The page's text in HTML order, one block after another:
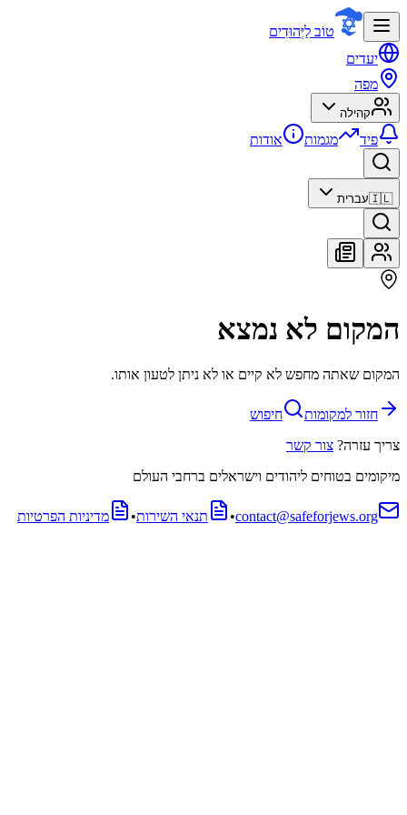
טוֹב לַיְּהוּדִים
יעדים
מפה
קהילה
פיד מגמות אודות
🇮🇱עברית
המקום לא נמצא
המקום שאתה מחפש לא קיים או לא ניתן לטעון אותו.
חזור למקומות
חיפוש
צריך עזרה? צור קשר
מיקומים בטוחים ליהודים וישראלים ברחבי העולם
contact@safeforjews.org
• תנאי השירות• מדיניות הפרטיות